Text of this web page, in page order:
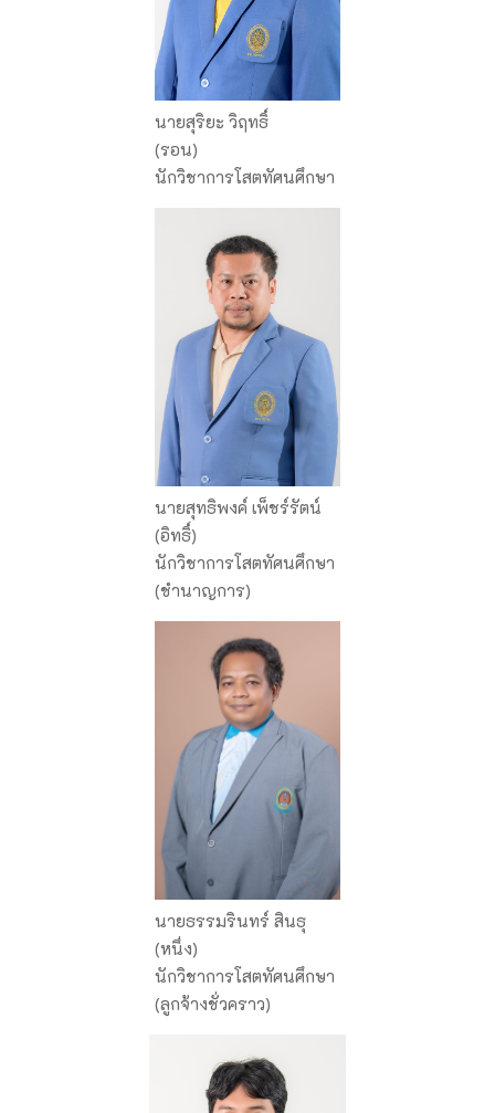
นายสุริยะ วิฤทธิ์
(รอน)
นักวิชาการโสตทัศนศึกษา
นายสุทธิพงค์ เพ็ชร์รัตน์
(อิทธิ์)
นักวิชาการโสตทัศนศึกษา
(ชำนาญการ)
นายธรรมรินทร์ สินธุ
(หนึ่ง)
นักวิชาการโสตทัศนศึกษา
(ลูกจ้างชั่วคราว)